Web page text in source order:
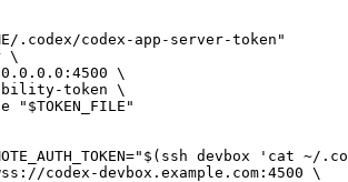
/.codex/codex-app-server-token"
\
\
token \
" $TOKEN_FILE "
" $(ssh devbox 'cat ~/
codex-devbox.example.com:4500 \